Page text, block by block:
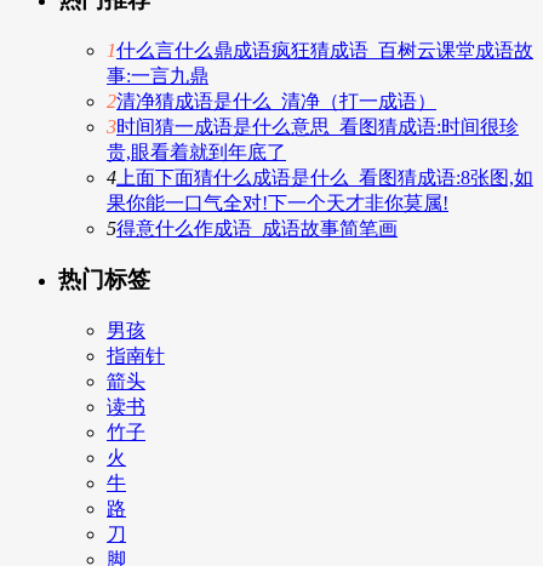
1什么言什么鼎成语疯狂猜成语_百树云课堂成语故
事:一言九鼎
2清净猜成语是什么_清净（打一成语）
3时间猜一成语是什么意思_看图猜成语:时间很珍
贵,眼看着就到年底了
4 上面下面猜什么成语是什么_看图猜成语:8张图,如
果你能一口气全对!下一个天才非你莫属!
5得意什么作成语_成语故事简笔画
热门标签
男孩
指南针
箭头
读书
竹子
火
牛
路
刀
脚